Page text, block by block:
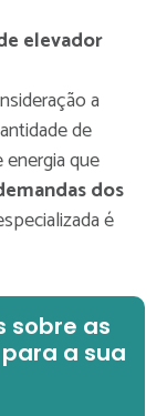
elevador
a
de
que
dos
é
sobre as
a sua